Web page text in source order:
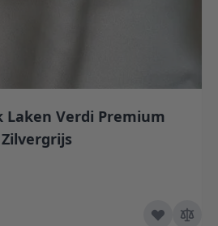
Laken Verdi Premium
Zilvergrijs